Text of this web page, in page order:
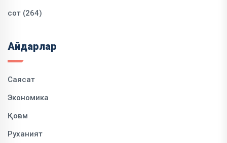
сот (264)
Айдарлар
Саясат
Экономика
Қоғам
Руханият